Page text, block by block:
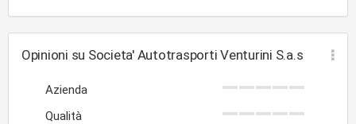
Opinioni su Societa' Autotrasporti Venturini S.a.s
Azienda
Qualità